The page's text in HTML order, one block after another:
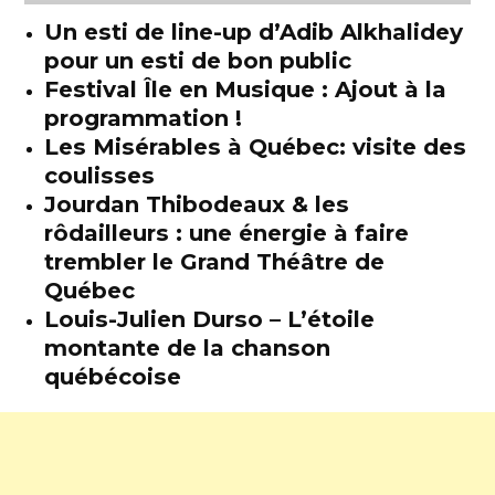
Un esti de line-up d’Adib Alkhalidey
pour un esti de bon public
Festival Île en Musique : Ajout à la
programmation !
Les Misérables à Québec: visite des
coulisses
Jourdan Thibodeaux & les
rôdailleurs : une énergie à faire
trembler le Grand Théâtre de
Québec
Louis-Julien Durso – L’étoile
montante de la chanson
québécoise